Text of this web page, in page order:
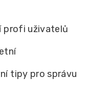
profi uživatelů
tipy pro správu